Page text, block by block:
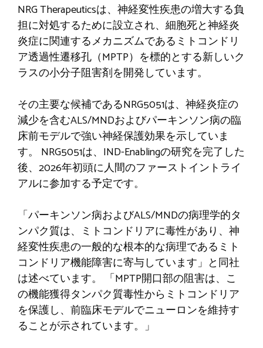
NRG Therapeuticsは、神経変性疾患の増大する負
担に対処するために設立され、細胞死と神経炎
炎症に関連するメカニズムであるミトコンドリ
ア透過性遷移孔（MPTP）を標的とする新しいク
ラスの小分子阻害剤を開発しています。
その主要な候補であるNRG5051は、神経炎症の
減少を含むALS/MNDおよびパーキンソン病の臨
床前モデルで強い神経保護効果を示していま
す。 NRG5051は、IND-Enablingの研究を完了した
後、2026年初頭に人間のファーストイントライ
アルに参加する予定です。
「パーキンソン病およびALS/MNDの病理学的タ
ンパク質は、ミトコンドリアに毒性があり、神
経変性疾患の一般的な根本的な病理であるミト
コンドリア機能障害に寄与しています」と同社
は述べています。 「MPTP開口部の阻害は、こ
の機能獲得タンパク質毒性からミトコンドリア
を保護し、前臨床モデルでニューロンを維持す
ることが示されています。」